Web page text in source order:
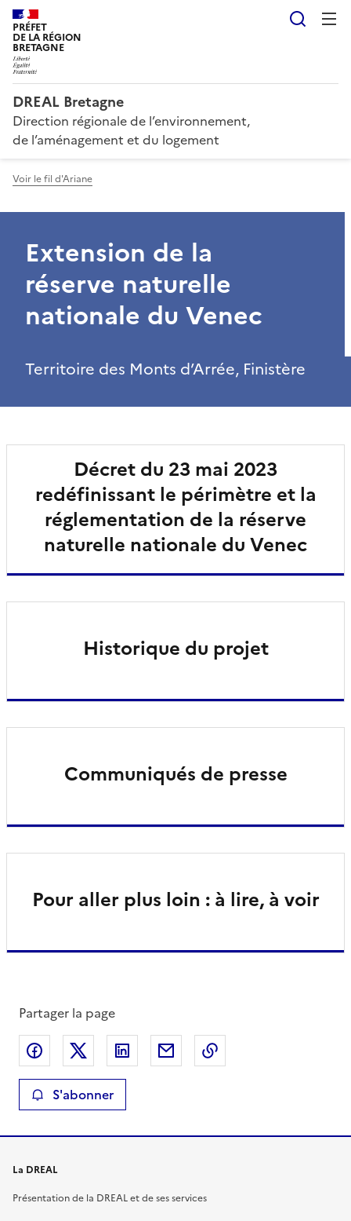
PRÉFET
DE LA RÉGION
BRETAGNE
DREAL Bretagne
Direction régionale de l’environnement,
de l’aménagement et du logement
Voir le fil d'Ariane
Extension de la
réserve naturelle
nationale du Venec
Territoire des Monts d’Arrée, Finistère
Décret du 23 mai 2023
redéfinissant le périmètre et la
réglementation de la réserve
naturelle nationale du Venec
Historique du projet
Communiqués de presse
Pour aller plus loin : à lire, à voir
Partager la page
Partager sur Facebook
Partager sur XPartager sur LinkedIn
Partager par email
S'abonner
La DREAL
Présentation de la DREAL et de ses services